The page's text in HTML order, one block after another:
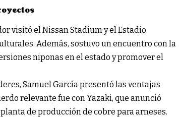
visitó el Nissan Stadium y el Estadio
Además, sostuvo un encuentro con la
niponas en el estado y promover el
Samuel García presentó las ventajas
relevante fue con Yazaki, que anunció
de producción de cobre para arneses.